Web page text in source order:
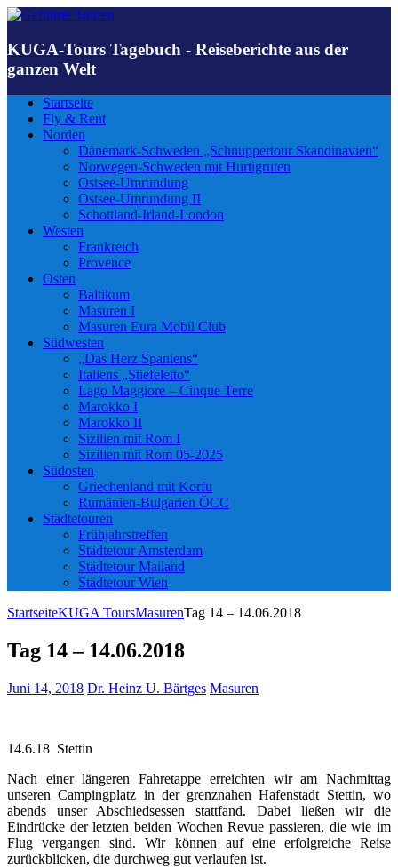
KUGA-Tours Tagebuch - Reiseberichte aus der
ganzen Welt
Startseite
Fly & Rent
Norden
Dänemark-Schweden „Schnuppertour Skandinavien“
Norwegen-Schweden mit Hurtigruten
Ostsee-Umrundung
Ostsee-Umrundung II
Schottland-Irland-London
Westen
Frankreich
Provence
Osten
Baltikum
Masuren I
Masuren Eura Mobil Club
Südwesten
„Das Herz Spaniens“
Italiens „Stiefeletto“
Lago Maggiore – Cinque Terre
Marokko I
Marokko II
Sizilien mit Rom I
Sizilien mit Rom 05-2025
Südosten
Griechenland mit Korfu
Rumänien-Bulgarien ÖCC
Städtetouren
Frühjahrstreffen
Städtetour Amsterdam
Städtetour Mailand
Städtetour Wien
StartseiteKUGA ToursMasurenTag 14 – 14.06.2018
Tag 14 – 14.06.2018
Juni 14, 2018 Dr. Heinz U. Bärtges Masuren
14.6.18 Stettin
Nach einer längeren Fahretappe erreichten wir am Nachmittag
unseren Campingplatz in der grenznahen Hafenstadt Stettin, wo
abends unser Abschiedsessen stattfand. Dabei ließen wir die
Eindrücke der letzten beiden Wochen Revue passieren, die wie im
Flug vergangen sind. Wir können auf eine erfolgreiche Reise
zurückblicken, die durchweg gut verlaufen ist.